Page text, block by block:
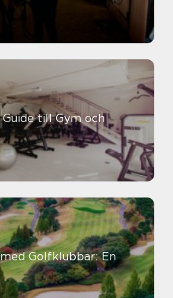
till Gym och
Golfklubbar: En